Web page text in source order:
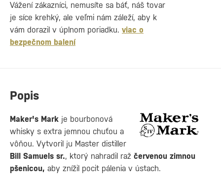
Popis
Maker's Mark je bourbonová
whisky s extra jemnou chuťou a
vôňou. Vytvoril ju Master distiller
Bill Samuels sr., ktorý nahradil raž červenou zimnou
pšenicou, aby znížil pocit pálenia v ústach.
Vážení zákazníci, nemusíte sa báť, náš tovar
je síce krehký, ale veľmi nám záleží, aby k
vám dorazil v úplnom poriadku. viac o
bezpečnom balení